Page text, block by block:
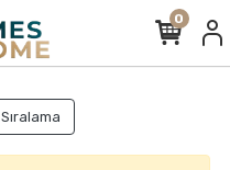
0
Sıralama